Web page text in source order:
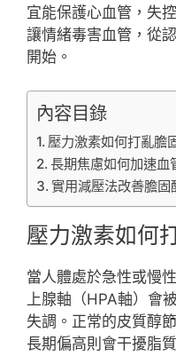
宜能保護心血管，失
讓情緒毒害血管，從
開始。
內容目錄
壓力激素如何打亂膽
長期焦慮如何加速血
實用減壓法改善膽固
壓力激素如何
當人體處於急性或慢
上腺軸（HPA軸）會
失調。正常的皮質醇
長期偏高則會干擾脂